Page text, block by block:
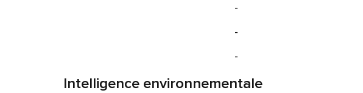
-
-
-
Intelligence environnementale